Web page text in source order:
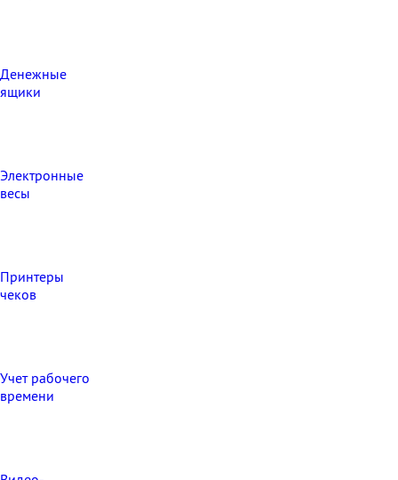
Денежные
ящики
Электронные
весы
Принтеры
чеков
Учет рабочего
времени